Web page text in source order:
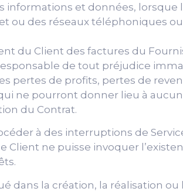
et données, lorsque
ou des réseaux téléphoniques
du Client des factures du
de tout préjudice
pertes de profits, pertes de
ne pourront donner lieu à
du Contrat.
à des interruptions de
ne puisse invoquer
dans la création, la réalisation